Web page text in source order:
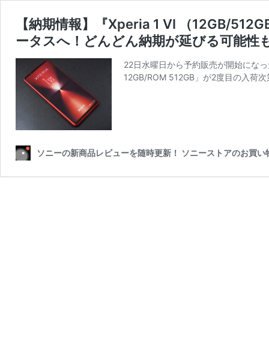
【納期情報】『Xperia 1 VI （12GB/
ータスへ！どんどん納期が延びる可能性
22日水曜日から予約販売が開始にな
12GB/ROM 512GB」が2度目の入荷
ソニーの新商品レビューを随時更新！ ソニーストアのお買